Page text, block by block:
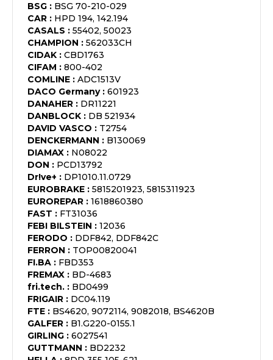
BSG : BSG 70-210-029
CAR : HPD 194, 142.194
CASALS : 55402, 50023
CHAMPION : 562033CH
CIDAK : CBD1763
CIFAM : 800-402
COMLINE : ADC1513V
DACO Germany: 601923
DANAHER : DR11221
DANBLOCK : DB 521934
DAVID VASCO : T2754
DENCKERMANN : B130069
DIAMAX : N08022
DON : PCD13792
Dr!ve+ : DP1010.11.0729
EUROBRAKE : 5815201923, 5815311923
EUROREPAR : 1618860380
FAST : FT31036
FEBI BILSTEIN : 12036
FERODO : DDF842, DDF842C
FERRON : TOP00820041
FI.BA : FBD353
FREMAX : BD-4683
fri.tech. : BD0499
FRIGAIR : DC04.119
FTE : BS4620, 9072114, 9082018, BS4620B
GALFER : B1.G220-0155.1
GIRLING : 6027541
GUTTMANN : BD2232